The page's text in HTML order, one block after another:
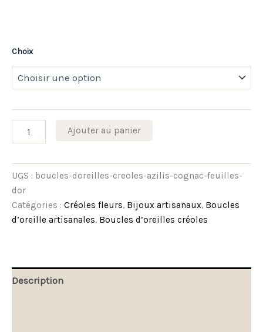
Choix
Ajouter au panier
UGS : boucles-doreilles-creoles-azilis-cognac-feuilles-
dor
Catégories : Créoles fleurs, Bijoux artisanaux, Boucles
d’oreille artisanales, Boucles d’oreilles créoles
Description